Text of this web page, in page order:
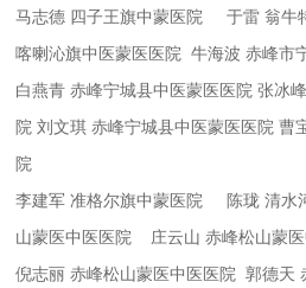
马志德 四子王旗中蒙医院于雷 翁牛
喀喇沁旗中医蒙医医院牛海波 赤峰市
白燕青 赤峰宁城县中医蒙医医院张冰峰
院刘文琪 赤峰宁城县中医蒙医医院曹
院
李建军 准格尔旗中蒙医院 陈珑 清
山蒙医中医医院 庄云山 赤峰松山蒙
倪志丽 赤峰松山蒙医中医医院郭德天